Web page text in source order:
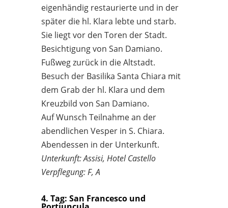
eigenhändig restaurierte und in der
später die hl. Klara lebte und starb.
Sie liegt vor den Toren der Stadt.
Besichtigung von San Damiano.
Fußweg zurück in die Altstadt.
Besuch der Basilika Santa Chiara mit
dem Grab der hl. Klara und dem
Kreuzbild von San Damiano.
Auf Wunsch Teilnahme an der
abendlichen Vesper in S. Chiara.
Abendessen in der Unterkunft.
Unterkunft: Assisi, Hotel Castello
Verpflegung: F, A
4. Tag: San Francesco und